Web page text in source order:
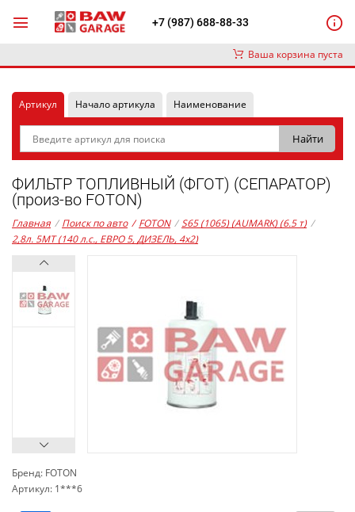
+7 (987) 688-88-33
Ваша корзина пуста
Артикул Начало артикула Наименование
ФИЛЬТР ТОПЛИВНЫЙ (ФГОТ) (СЕПАРАТОР)
(произ-во FOTON)
Главная / Поиск по авто / FOTON / S65 (1065) (AUMARK) (6.5 т) /
2,8л. 5MT (140 л.с., ЕВРО 5, ДИЗЕЛЬ, 4x2)
Бренд: FOTON
Артикул: 1***6